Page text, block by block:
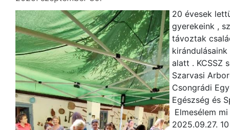
20 évesek
gyerekeink ,
távoztak
alatt . KCSSZ
Szarvasi
Csongrádi
Egészség és
Elmesélem
2025.09.27.